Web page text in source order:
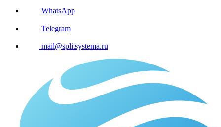
WhatsApp
Telegram
mail@splitsystema.ru